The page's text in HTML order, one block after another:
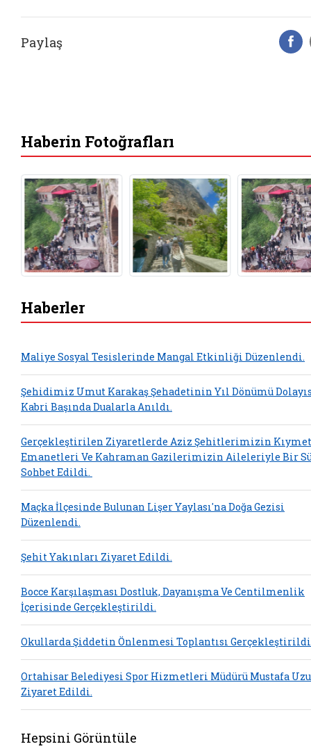
Paylaş
Haberin Fotoğrafları
Haberler
Maliye Sosyal Tesislerinde Mangal Etkinliği Düzenlendi.
Şehidimiz Umut Karakaş Şehadetinin Yıl Dönümü
Kabri Başında Dualarla Anıldı.
Gerçekleştirilen Ziyaretlerde Aziz Şehitlerimizin
Emanetleri Ve Kahraman Gazilerimizin Aileleriyle Bir
Sohbet Edildi.
Maçka İlçesinde Bulunan Lişer Yaylası'na Doğa Gezisi
Düzenlendi.
Şehit Yakınları Ziyaret Edildi.
Bocce Karşılaşması Dostluk, Dayanışma Ve Centilmenlik
İçerisinde Gerçekleştirildi.
Okullarda Şiddetin Önlenmesi Toplantısı
Ortahisar Belediyesi Spor Hizmetleri Müdürü Mustafa
Ziyaret Edildi.
Hepsini Görüntüle